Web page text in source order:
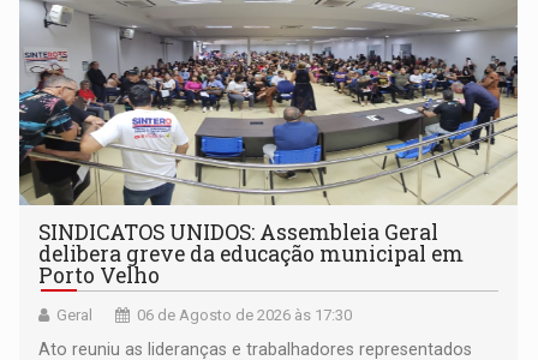
SINDICATOS UNIDOS: Assembleia Geral
delibera greve da educação municipal em
Porto Velho
Geral 06 de Agosto de 2026 às 17:30
Ato reuniu as lideranças e trabalhadores representados